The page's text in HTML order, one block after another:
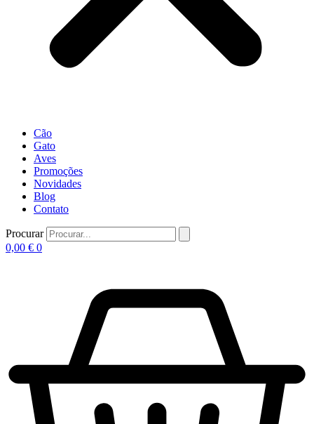
Cão
Gato
Aves
Promoções
Novidades
Blog
Contato
Procurar
0,00 € 0